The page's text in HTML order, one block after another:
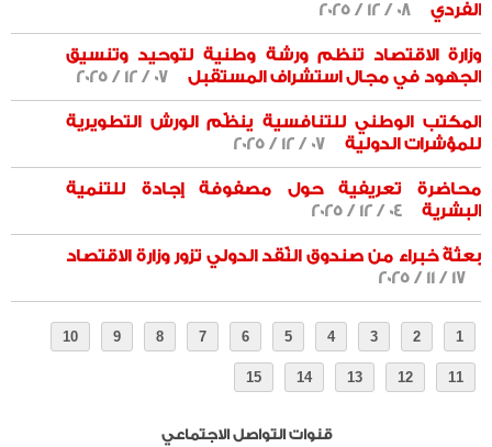
الفردي 08 / 12 / 2025
وزارة الاقتصاد تنظم ورشة وطنية لتوحيد وتنسيق
الجهود في مجال استشراف المستقبل 07 / 12 / 2025
المكتب الوطني للتنافسية ينظّم الورش التطويرية
للمؤشرات الدولية 07 / 12 / 2025
محاضرة تعريفية حول مصفوفة إجادة للتنمية
البشرية 04 / 12 / 2025
بعثةُ خبراء من صندوق النّقد الدولي تزور وزارة الاقتصاد
17 / 11 / 2025
قنوات التواصل الاجتماعي